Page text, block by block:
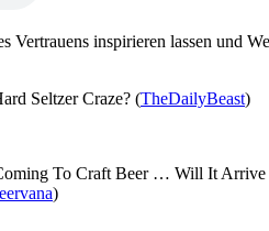
Vertrauens inspirieren lassen und
Seltzer Craze? (TheDailyBeast)
To Craft Beer … Will It
)